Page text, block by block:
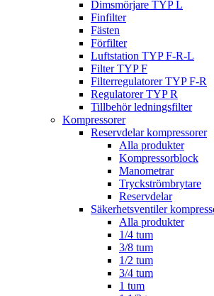
Dimsmörjare TYP L
Finfilter
Fästen
Förfilter
Luftstation TYP F-R-L
Filter TYP F
Filterregulatorer TYP F-R
Regulatorer TYP R
Tillbehör ledningsfilter
Kompressorer
Reservdelar kompressorer
Alla produkter
Kompressorblock
Manometrar
Tryckströmbrytare
Reservdelar
Säkerhetsventiler
Alla produkter
1/4 tum
3/8 tum
1/2 tum
3/4 tum
1 tum